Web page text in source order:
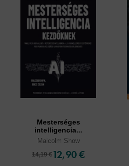
Mesterséges
intelligencia...
Malcolm Show
14,19 €12,90 €